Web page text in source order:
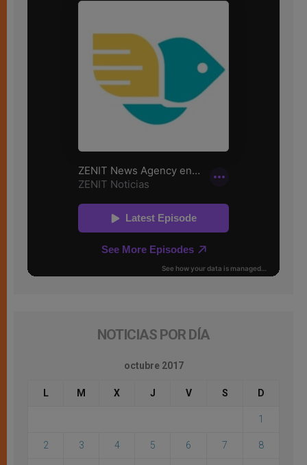
NOTICIAS POR DÍA
octubre 2017
L M X J V S D
1
2 3 4 5 6 7 8